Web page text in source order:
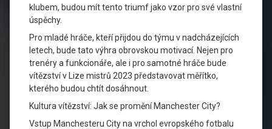
klubem, budou mít tento triumf jako vzor pro své vlastní
úspěchy.
Pro mladé hráče, kteří přijdou do týmu v nadcházejících
letech, bude tato výhra obrovskou motivací. Nejen pro
trenéry a funkcionáře, ale i pro samotné hráče bude
vítězství v Lize mistrů 2023 představovat měřítko,
kterého budou chtít dosáhnout.
Kultura vítězství: Jak se promění Manchester City?
Vstup Manchesteru City na vrchol evropského fotbalu